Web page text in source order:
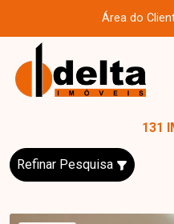
Área do
131
Refinar Pesquisa